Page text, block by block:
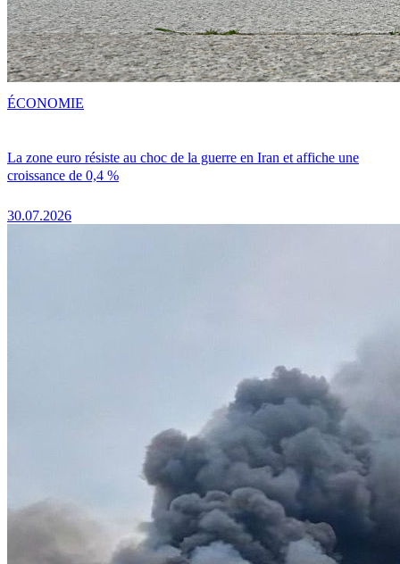
La zone euro résiste au choc de la guerre en Iran et affiche une
croissance de 0,4 %
30.07.2026
ÉCONOMIE